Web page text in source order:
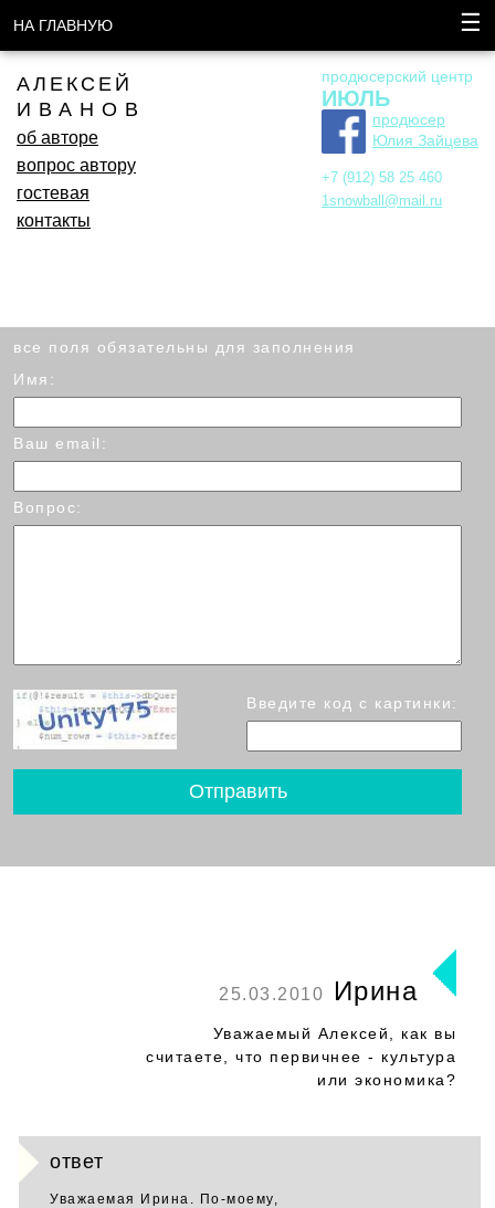
НА ГЛАВНУЮ ☰
АЛЕКСЕЙ
ИВАНОВ
об авторе
вопрос автору
гостевая
контакты
продюсерский центр
ИЮЛЬ
продюсер
Юлия Зайцева
+7 (912) 58 25 460
1snowball@mail.ru
все поля обязательны для заполнения
Имя:
Ваш email:
Вопрос:
Введите код с картинки:
25.03.2010 Ирина
Уважаемый Алексей, как вы
считаете, что первичнее - культура
или экономика?
ответ
Уважаемая Ирина. По-моему,